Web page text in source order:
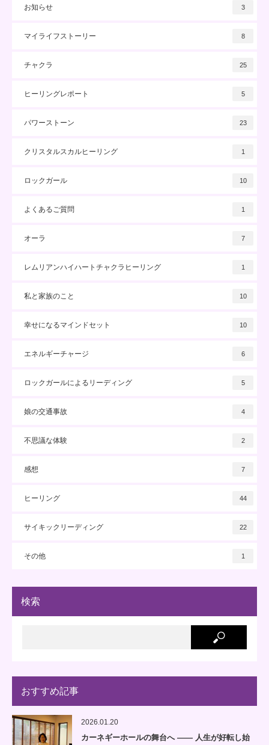
お知らせ 3
マイライフストーリー 8
チャクラ 25
ヒーリングレポート 5
パワーストーン 23
クリスタルスカルヒーリング 1
ロックガール 10
よくあるご質問 1
オーラ 7
レムリアンハイハートチャクラヒーリング 1
私と家族のこと 10
幸せになるマインドセット 10
エネルギーチャージ 6
ロックガールによるリーディング 5
娘の交通事故 4
不思議な体験 2
感想 7
ヒーリング 44
サイキックリーディング 22
その他 1
検索
おすすめ記事
2026.01.20
カーネギーホールの舞台へ —— 人生が好転し始